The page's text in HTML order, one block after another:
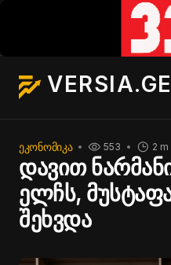
VERSIA.GE
ᲔᲙᲝᲜᲝᲛᲘᲙᲐ 2 m
553
დავით
ელჩს,
შეხვდა